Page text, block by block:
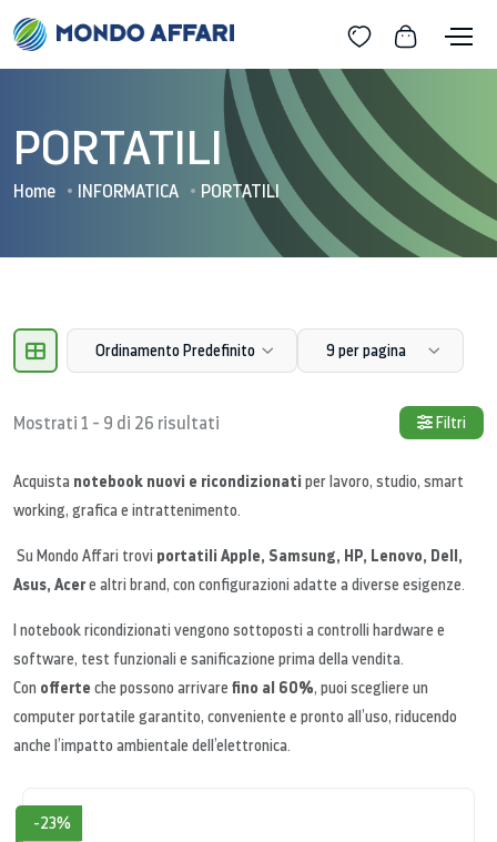
PORTATILI
Home INFORMATICA PORTATILI
Ordinamento Predefinito 9 per pagina
Mostrati 1 - 9 di 26 risultati Filtri
Acquista notebook nuovi e ricondizionati per lavoro, studio, smart
working, grafica e intrattenimento.
Su Mondo Affari trovi portatili Apple, Samsung, HP, Lenovo, Dell,
Asus, Acere altri brand, con configurazioni adatte a diverse esigenze.
I notebook ricondizionati vengono sottoposti a controlli hardware e
software, test funzionali e sanificazione prima della vendita.
Con offerte che possono arrivare fino al 60%, puoi scegliere un
computer portatile garantito, conveniente e pronto all’uso, riducendo
anche l’impatto ambientale dell’elettronica.
-23%